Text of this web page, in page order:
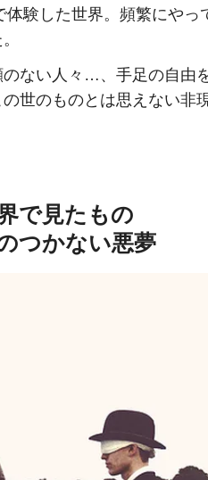
体験した世界。頻繁にやっ
ない人々…、手足の自由
世のものとは思えない非
で見たもの
つかない悪夢